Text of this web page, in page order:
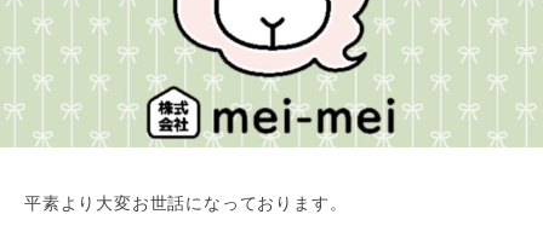
平素より大変お世話になっております。